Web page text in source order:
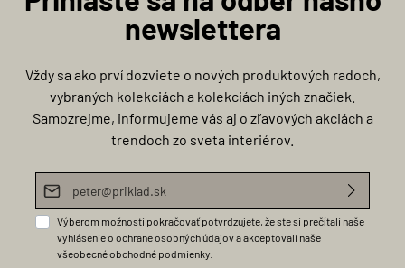
newslettera
Vždy sa ako prví dozviete o nových produktových radoch,
vybraných kolekciách a kolekciách iných značiek.
Samozrejme, informujeme vás aj o zľavových akciách a
trendoch zo sveta interiérov.
E-mailová adresa*
Výberom možnosti pokračovať potvrdzujete, že ste si prečítali naše
vyhlásenie o ochrane osobných údajova akceptovali naše
všeobecné obchodné podmienky